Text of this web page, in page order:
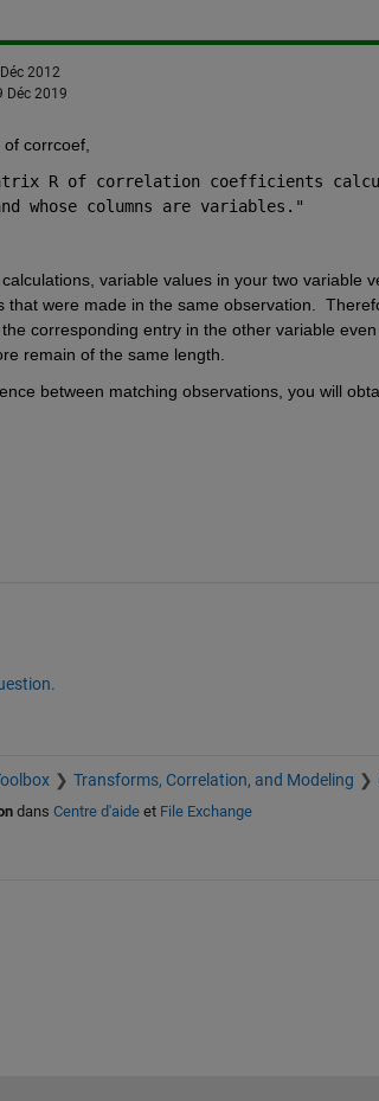
2012
Déc 2019
corrcoef,
R of correlation coefficients
whose columns are variables."
variable values in your two variable
that were made in the same observation.
corresponding entry in the other variable
remain of the same length.
between matching observations, you will
Transforms, Correlation, and Modeling
dans Centre d'aideet File Exchange